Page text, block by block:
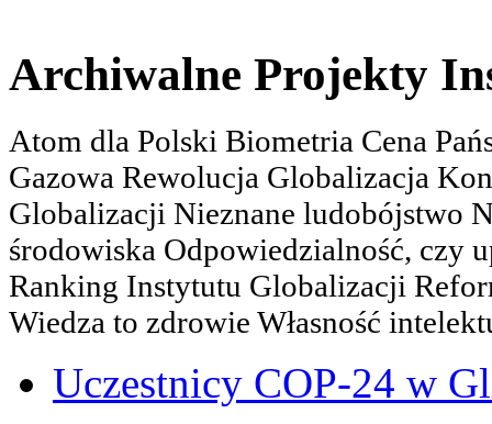
Archiwalne Projekty
Atom dla Polski Biometria Cena
Gazowa Rewolucja Globalizacja
Globalizacji Nieznane ludobójstwo
środowiska Odpowiedzialność, czy
Ranking Instytutu Globalizacji
Wiedza to zdrowie Własność
Uczestnicy COP-24 w